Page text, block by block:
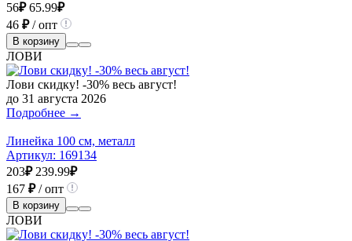
56₽ 65.99₽
46 ₽/ опт
В корзину
ЛОВИ
Лови скидку! -30% весь август!
до 31 августа 2026
Подробнее →
Линейка 100 см, металл
Артикул: 169134
203₽ 239.99₽
167 ₽/ опт
В корзину
ЛОВИ